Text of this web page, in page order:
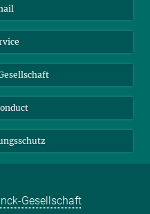
Materialien
Gesellschaft